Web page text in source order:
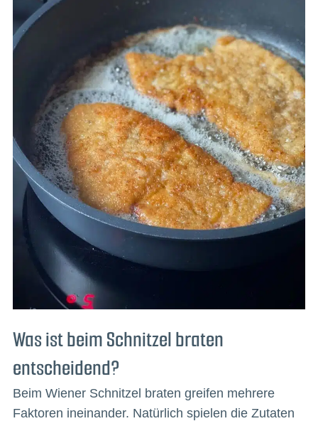
Was ist beim Schnitzel braten
entscheidend?
Beim Wiener Schnitzel braten greifen mehrere
Faktoren ineinander. Natürlich spielen die Zutaten